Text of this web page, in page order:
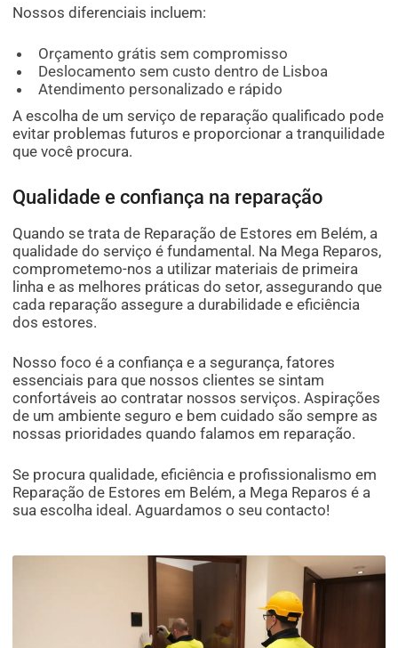
Nossos diferenciais incluem:
Orçamento grátis sem compromisso
Deslocamento sem custo dentro de Lisboa
Atendimento personalizado e rápido
A escolha de um serviço de reparação qualificado pode
evitar problemas futuros e proporcionar a tranquilidade
que você procura.
Qualidade e confiança na reparação
Quando se trata de Reparação de Estores em Belém, a
qualidade do serviço é fundamental. Na Mega Reparos,
comprometemo-nos a utilizar materiais de primeira
linha e as melhores práticas do setor, assegurando que
cada reparação assegure a durabilidade e eficiência
dos estores.
Nosso foco é a confiança e a segurança, fatores
essenciais para que nossos clientes se sintam
confortáveis ao contratar nossos serviços. Aspirações
de um ambiente seguro e bem cuidado são sempre as
nossas prioridades quando falamos em reparação.
Se procura qualidade, eficiência e profissionalismo em
Reparação de Estores em Belém, a Mega Reparos é a
sua escolha ideal. Aguardamos o seu contacto!